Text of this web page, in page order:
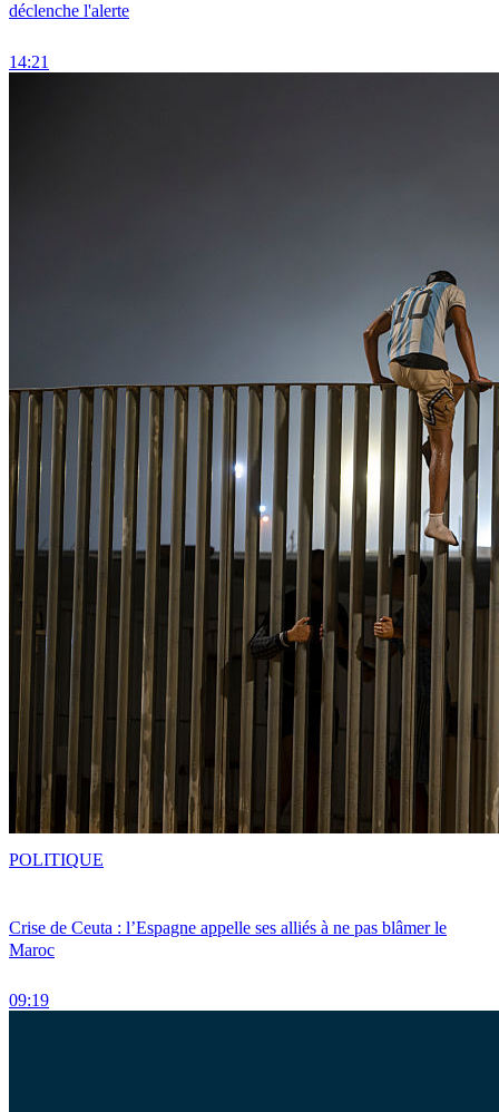
déclenche l'alerte
14:21
Crise de Ceuta : l’Espagne appelle ses alliés à ne pas blâmer le
Maroc
09:19
POLITIQUE